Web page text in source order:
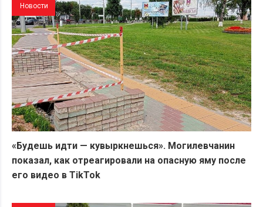
Новости
«Будешь идти — кувыркнешься». Могилевчанин
показал, как отреагировали на опасную яму после
его видео в TikTok